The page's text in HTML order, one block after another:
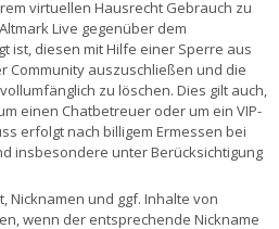
virtuellen Hausrecht Gebrauch zu
Live gegenüber dem
ist, diesen mit Hilfe einer Sperre aus
Community auszuschließen und die
zu löschen. Dies gilt auch,
einen Chatbetreuer oder um ein VIP-
erfolgt nach billigem Ermessen bei
insbesondere unter Berücksichtigung
Nicknamen und ggf. Inhalte von
wenn der entsprechende Nickname